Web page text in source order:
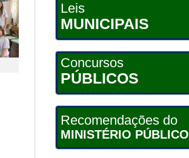
Leis
MUNICIPAIS
Concursos
PÚBLICOS
Recomendações do
MINISTÉRIO PÚBLICO